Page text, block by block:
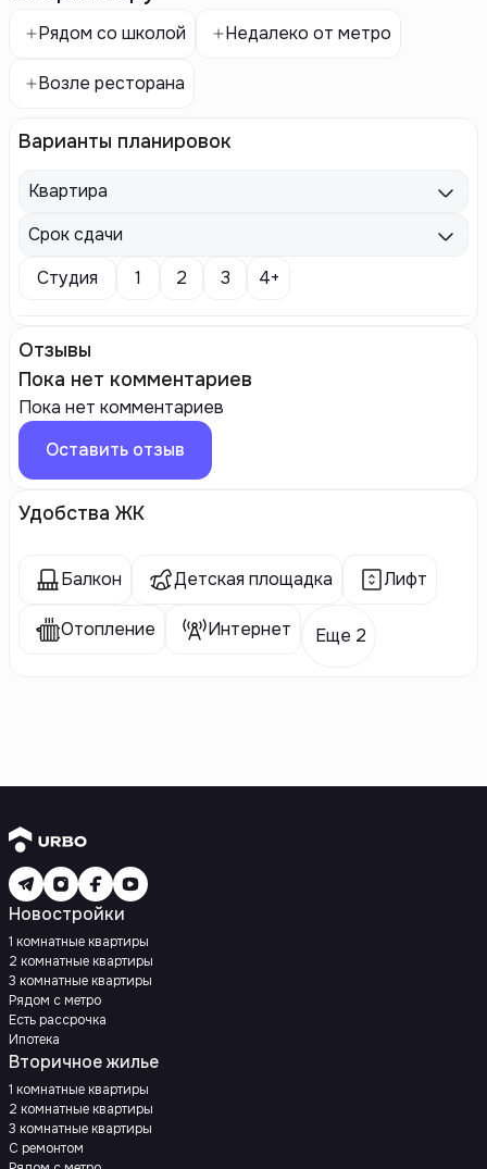
Рядом со школой Недалеко от метро
Возле ресторана
Варианты планировок
Квартира
Срок сдачи
Студия
1 2 3 4+
Отзывы
Пока нет комментариев
Пока нет комментариев
Оставить отзыв
Удобства ЖК
Балкон Детская площадка Лифт
Отопление Интернет Еще 2
Новостройки
1 комнатные квартиры
2 комнатные квартиры
3 комнатные квартиры
Рядом с метро
Есть рассрочка
Ипотека
Вторичное жилье
1 комнатные квартиры
2 комнатные квартиры
3 комнатные квартиры
С ремонтом